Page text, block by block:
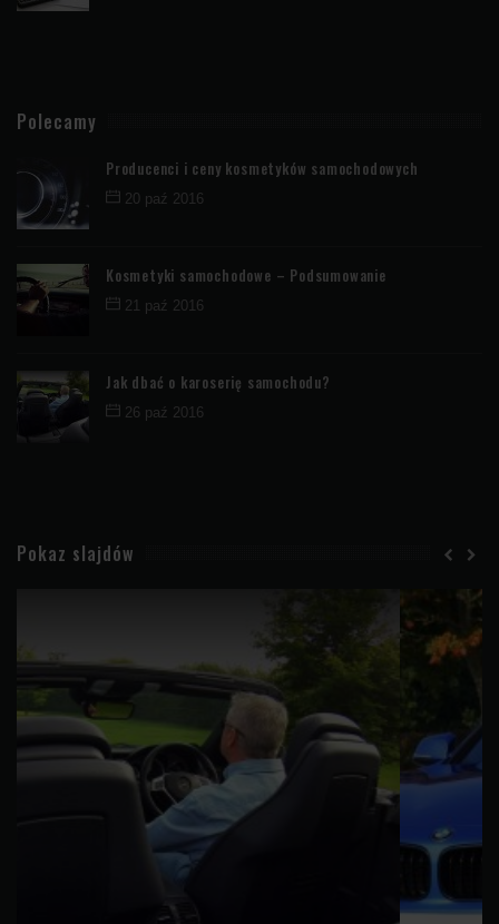
Polecamy
Producenci i ceny kosmetyków samochodowych
20 paź 2016
Kosmetyki samochodowe – Podsumowanie
21 paź 2016
Jak dbać o karoserię samochodu?
26 paź 2016
Pokaz slajdów